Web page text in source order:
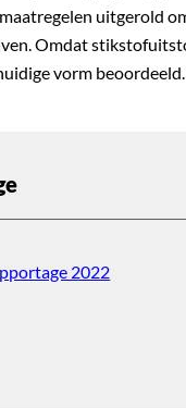
uitgerold
Omdat
vorm
2022